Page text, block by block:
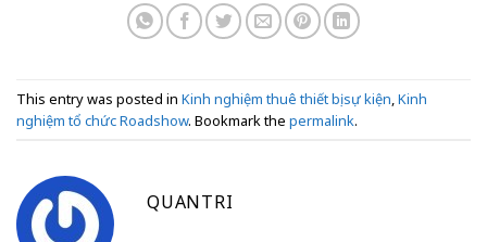
This entry was posted in Kinh nghiệm thuê thiết bị sự kiện,Kinh
nghiệm tổ chức Roadshow. Bookmark the permalink.
QUANTRI